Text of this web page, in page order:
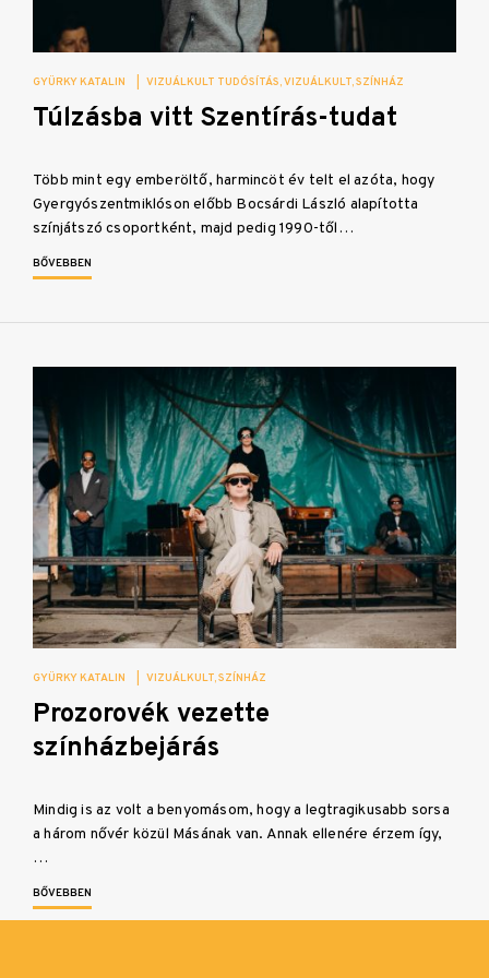
GYÜRKY KATALIN VIZUÁLKULT TUDÓSÍTÁS VIZUÁLKULT SZÍNHÁZ
Túlzásba vitt Szentírás-tudat
Több mint egy emberöltő, harmincöt év telt el azóta, hogy
Gyergyószentmiklóson előbb Bocsárdi László alapította
színjátszó csoportként, majd pedig 1990-től…
BŐVEBBEN
GYÜRKY KATALIN VIZUÁLKULT SZÍNHÁZ
Prozorovék vezette
színházbejárás
Mindig is az volt a benyomásom, hogy a legtragikusabb sorsa
a három nővér közül Másának van. Annak ellenére érzem így,
…
BŐVEBBEN